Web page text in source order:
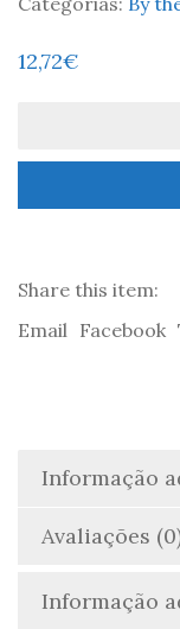
12,72€
Livro
-
Share this item:
Email Facebook
Informação
Avaliações
Informação